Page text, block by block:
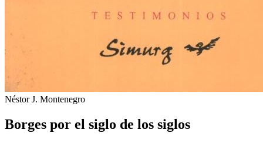
Néstor J. Montenegro
Borges por el siglo de los siglos